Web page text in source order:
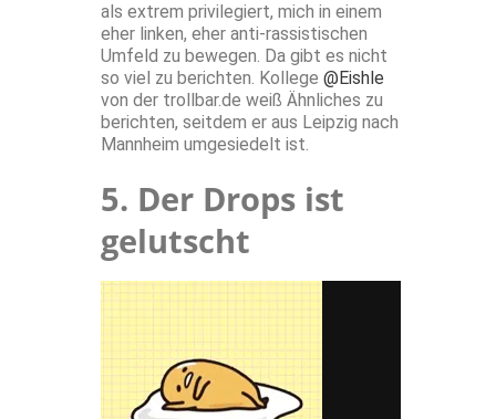
als extrem privilegiert, mich in einem
eher linken, eher anti-rassistischen
Umfeld zu bewegen. Da gibt es nicht
so viel zu berichten. Kollege @Eishle
von der trollbar.de weiß Ähnliches zu
berichten, seitdem er aus Leipzig nach
Mannheim umgesiedelt ist.
5. Der Drops ist
gelutscht